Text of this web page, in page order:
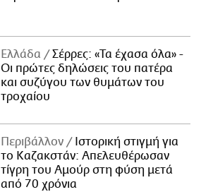
Ελλάδα
Σέρρες: «Τα έχασα όλα» -
Οι πρώτες δηλώσεις του πατέρα
και συζύγου των θυμάτων του
τροχαίου
Περιβάλλον
Ιστορική στιγμή για
το Καζακστάν: Απελευθέρωσαν
τίγρη του Αμούρ στη φύση μετά
από 70 χρόνια